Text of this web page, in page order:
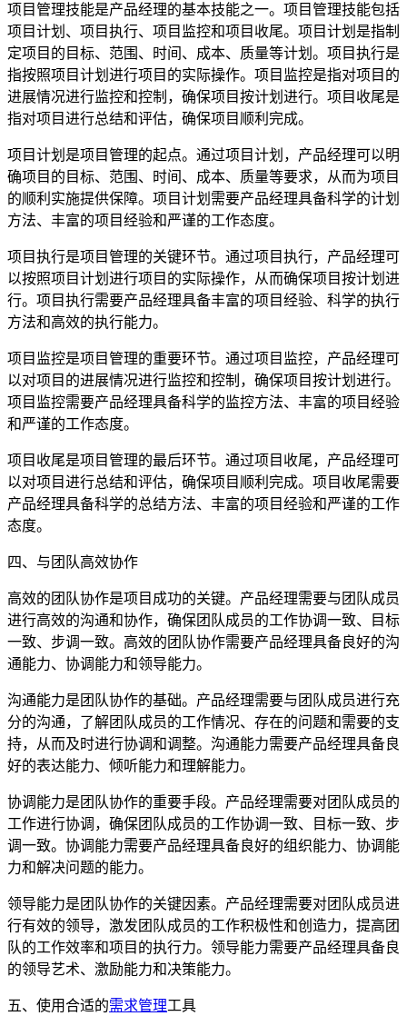
项目管理技能是产品经理的基本技能之一。项目管理技能包括
项目计划、项目执行、项目监控和项目收尾。项目计划是指制
定项目的目标、范围、时间、成本、质量等计划。项目执行是
指按照项目计划进行项目的实际操作。项目监控是指对项目的
进展情况进行监控和控制，确保项目按计划进行。项目收尾是
指对项目进行总结和评估，确保项目顺利完成。
项目计划是项目管理的起点。通过项目计划，产品经理可以明
确项目的目标、范围、时间、成本、质量等要求，从而为项目
的顺利实施提供保障。项目计划需要产品经理具备科学的计划
方法、丰富的项目经验和严谨的工作态度。
项目执行是项目管理的关键环节。通过项目执行，产品经理可
以按照项目计划进行项目的实际操作，从而确保项目按计划进
行。项目执行需要产品经理具备丰富的项目经验、科学的执行
方法和高效的执行能力。
项目监控是项目管理的重要环节。通过项目监控，产品经理可
以对项目的进展情况进行监控和控制，确保项目按计划进行。
项目监控需要产品经理具备科学的监控方法、丰富的项目经验
和严谨的工作态度。
项目收尾是项目管理的最后环节。通过项目收尾，产品经理可
以对项目进行总结和评估，确保项目顺利完成。项目收尾需要
产品经理具备科学的总结方法、丰富的项目经验和严谨的工作
态度。
四、与团队高效协作
高效的团队协作是项目成功的关键。产品经理需要与团队成员
进行高效的沟通和协作，确保团队成员的工作协调一致、目标
一致、步调一致。高效的团队协作需要产品经理具备良好的沟
通能力、协调能力和领导能力。
沟通能力是团队协作的基础。产品经理需要与团队成员进行充
分的沟通，了解团队成员的工作情况、存在的问题和需要的支
持，从而及时进行协调和调整。沟通能力需要产品经理具备良
好的表达能力、倾听能力和理解能力。
协调能力是团队协作的重要手段。产品经理需要对团队成员的
工作进行协调，确保团队成员的工作协调一致、目标一致、步
调一致。协调能力需要产品经理具备良好的组织能力、协调能
力和解决问题的能力。
领导能力是团队协作的关键因素。产品经理需要对团队成员进
行有效的领导，激发团队成员的工作积极性和创造力，提高团
队的工作效率和项目的执行力。领导能力需要产品经理具备良
的领导艺术、激励能力和决策能力。
五、使用合适的需求管理工具